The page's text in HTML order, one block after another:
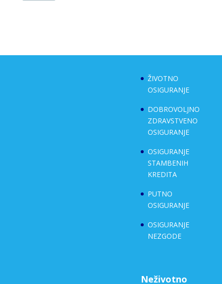
ŽIVOTNO
OSIGURANJE
DOBROVOLJNO
ZDRAVSTVENO
OSIGURANJE
OSIGURANJE
STAMBENIH
KREDITA
PUTNO
OSIGURANJE
OSIGURANJE
NEZGODE
Neživotno